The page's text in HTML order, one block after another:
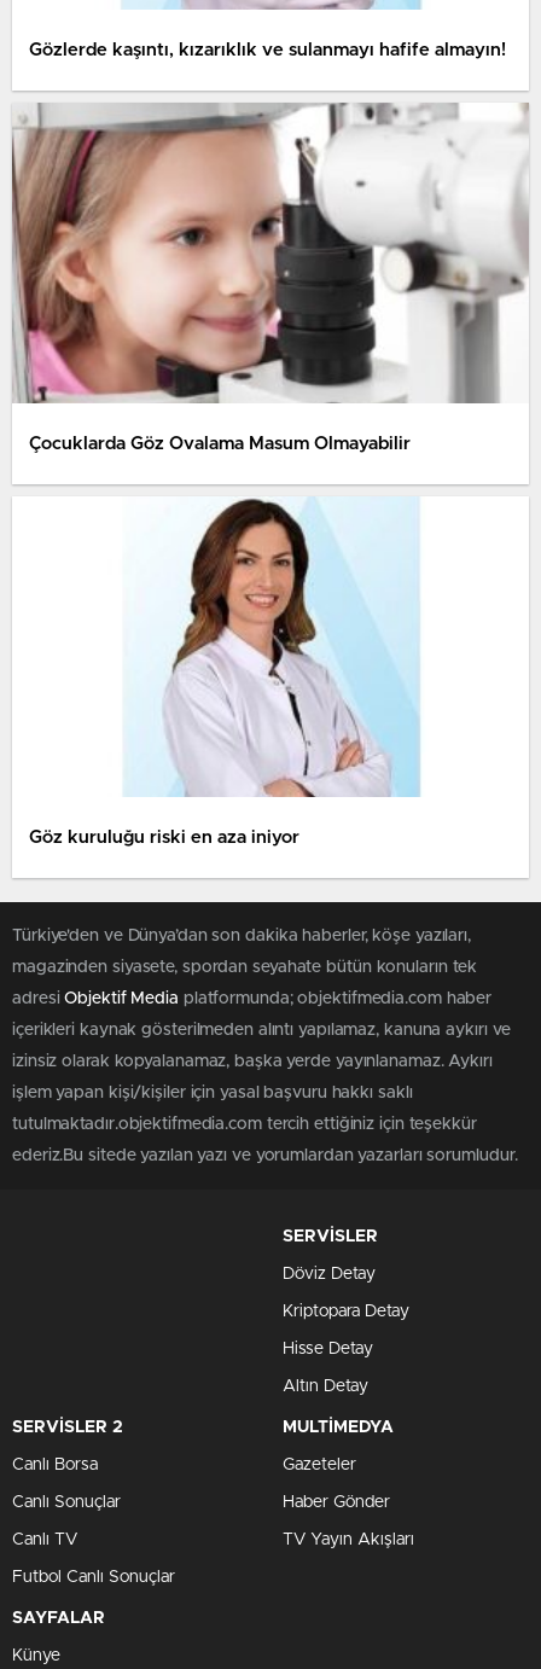
Gözlerde kaşıntı, kızarıklık ve sulanmayı hafife almayın!
Çocuklarda Göz Ovalama Masum Olmayabilir
Göz kuruluğu riski en aza iniyor
Türkiye'den ve Dünya’dan son dakika haberler, köşe yazıları,
magazinden siyasete, spordan seyahate bütün konuların tek
adresiObjektif Media platformunda; objektifmedia.com haber
içerikleri kaynak gösterilmeden alıntı yapılamaz, kanuna aykırı ve
izinsiz olarak kopyalanamaz, başka yerde yayınlanamaz. Aykırı
işlem yapan kişi/kişiler için yasal başvuru hakkı saklı
tutulmaktadır.objektifmedia.com tercih ettiğiniz için teşekkür
ederiz.Bu sitede yazılan yazı ve yorumlardan yazarları sorumludur.
SERVİSLER
Döviz Detay
Kriptopara Detay
Hisse Detay
Altın Detay
SERVİSLER 2
Canlı Borsa
Canlı Sonuçlar
Canlı TV
Futbol Canlı Sonuçlar
MULTİMEDYA
Gazeteler
Haber Gönder
TV Yayın Akışları
SAYFALAR
Künye